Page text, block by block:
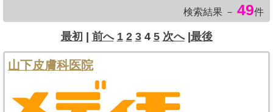
検索結果 － 49件
最初 | 前へ 1 2 3 4 5 次へ|最後
山下皮膚科医院